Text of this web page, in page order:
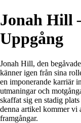
Jonah Hill
Uppgång
Jonah Hill, den
känner igen från sina
en imponerande karriär
utmaningar och
skaffat sig en stadig
denna artikel kommer vi
framgångar.